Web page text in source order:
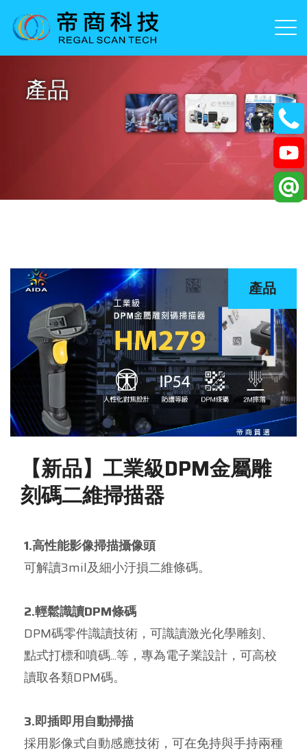
產品
產品
【新品】工業級DPM金屬雕
刻碼二維掃描器
1.高性能影像掃描攝像頭
可解讀3mil及細小汙損二維條碼。
2.輕鬆識讀DPM條碼
DPM碼零件識讀技術，可識讀激光化學雕刻、
點式打標和噴碼...等，專為電子業設計，可高校
讀取各類DPM碼。
3.即插即用自動掃描
採用影像式自動感應技術，可在免持與手持兩種